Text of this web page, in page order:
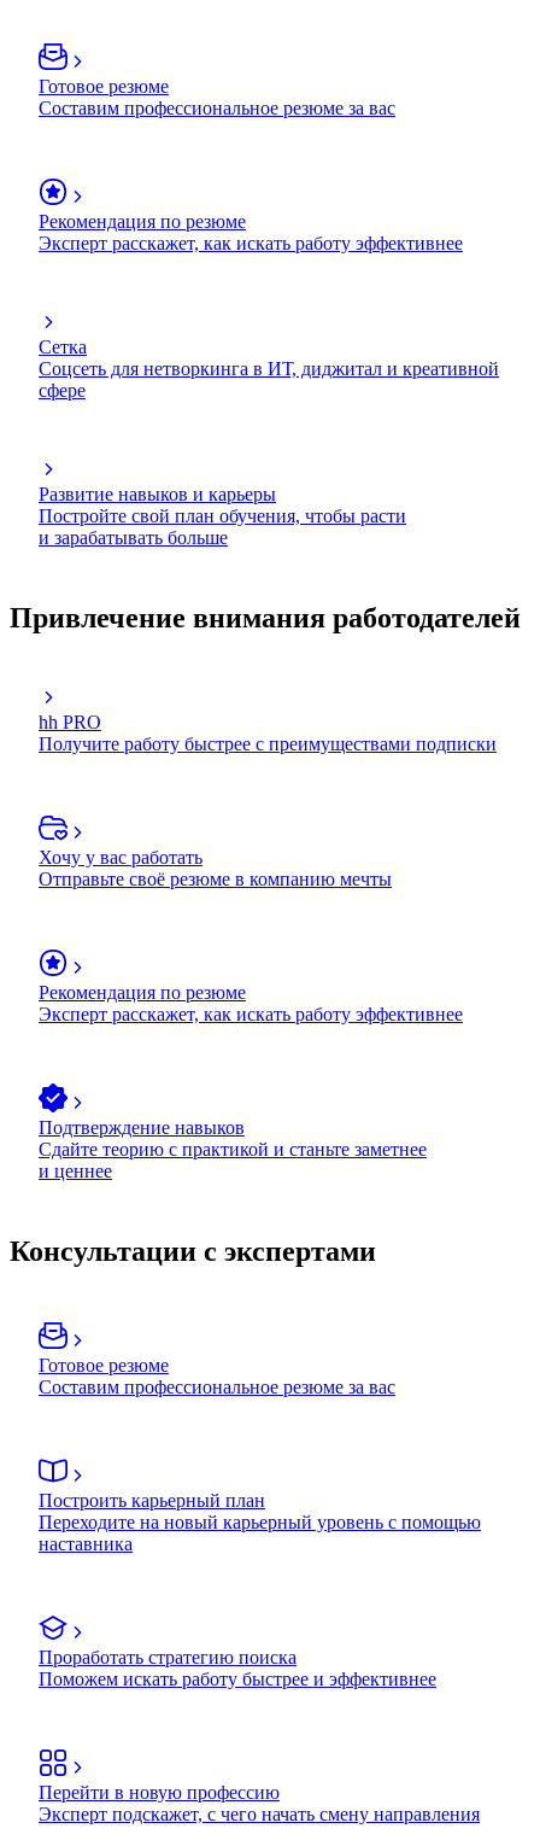
Готовое резюме
Составим профессиональное резюме за вас
Рекомендация по резюме
Эксперт расскажет, как искать работу эффективнее
Сетка
Соцсеть для нетворкинга в ИТ, диджитал и креативной
сфере
Развитие навыков и карьеры
Постройте свой план обучения, чтобы расти
и зарабатывать больше
Привлечение внимания работодателей
hh PRO
Получите работу быстрее с преимуществами подписки
Хочу у вас работать
Отправьте своё резюме в компанию мечты
Рекомендация по резюме
Эксперт расскажет, как искать работу эффективнее
Подтверждение навыков
Сдайте теорию с практикой и станьте заметнее
и ценнее
Консультации с экспертами
Готовое резюме
Составим профессиональное резюме за вас
Построить карьерный план
Переходите на новый карьерный уровень с помощью
наставника
Проработать стратегию поиска
Поможем искать работу быстрее и эффективнее
Перейти в новую профессию
Эксперт подскажет, с чего начать смену направления